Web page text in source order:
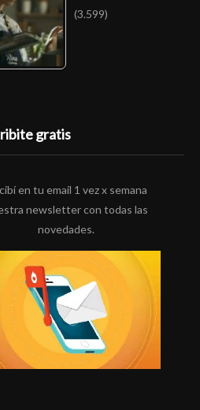
(3.599)
gratis
en tu email 1 vez x semana
newsletter con todas las
novedades.